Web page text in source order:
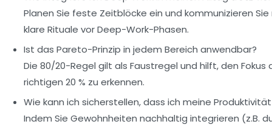
Planen Sie feste Zeitblöcke ein und kommunizieren
klare Rituale vor Deep-Work-Phasen.
Ist das Pareto-Prinzip in jedem Bereich anwendbar?
Die 80/20-Regel gilt als Faustregel und hilft, den
richtigen 20 % zu erkennen.
Wie kann ich sicherstellen, dass ich meine
Indem Sie Gewohnheiten nachhaltig integrieren (z.B.